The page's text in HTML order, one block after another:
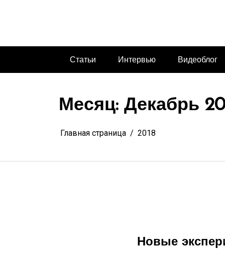
Статьи Интервью Видеоблог
Месяц: Декабрь
Главная страница 2018
Новые